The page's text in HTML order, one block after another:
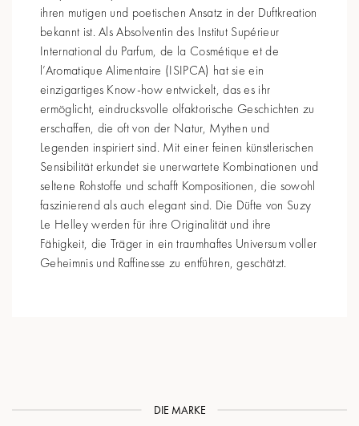
ihren mutigen und poetischen Ansatz in der Duftkreation
bekannt ist. Als Absolventin des Institut Supérieur
International du Parfum, de la Cosmétique et de
l’Aromatique Alimentaire (ISIPCA) hat sie ein
einzigartiges Know-how entwickelt, das es ihr
ermöglicht, eindrucksvolle olfaktorische Geschichten zu
erschaffen, die oft von der Natur, Mythen und
Legenden inspiriert sind. Mit einer feinen künstlerischen
Sensibilität erkundet sie unerwartete Kombinationen und
seltene Rohstoffe und schafft Kompositionen, die sowohl
faszinierend als auch elegant sind. Die Düfte von Suzy
Le Helley werden für ihre Originalität und ihre
Fähigkeit, die Träger in ein traumhaftes Universum voller
Geheimnis und Raffinesse zu entführen, geschätzt.
DIE MARKE